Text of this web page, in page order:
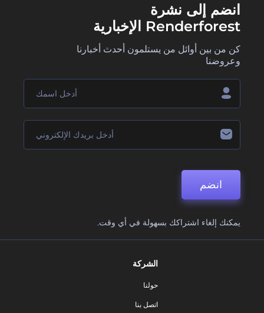
انضم إلى نشرة
Renderforest الإخبارية
كن من بين أوائل من يستلمون أحدث أخبارنا
وعروضنا
انضم
يمكنك إلغاء اشتراكك بسهولة في أي وقت.
الشركة
حولنا
اتصل بنا